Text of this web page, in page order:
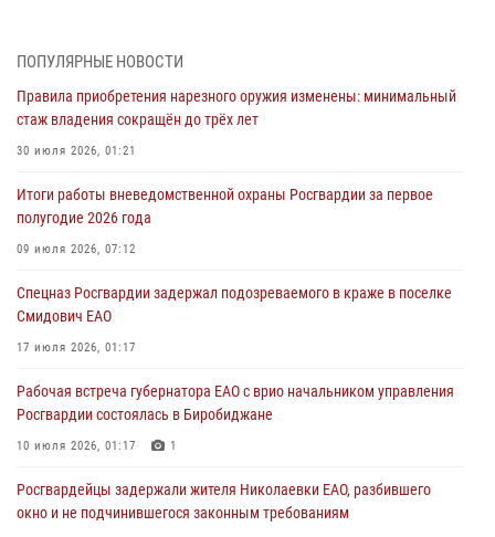
Российской Федерации
В Росгвардии вспоминают российских воинов, погибших в Первой
мировой войне 1914-1918 годов
Внесены изменения в правила проведения контрольного отстрела
гражданского оружия
Правила приобретения нарезного оружия изменены: минимальный
стаж владения сокращён до трёх лет
ПОПУЛЯРНЫЕ НОВОСТИ
Правила приобретения нарезного оружия изменены: минимальный
стаж владения сокращён до трёх лет
30 июля 2026, 01:21
Итоги работы вневедомственной охраны Росгвардии за первое
полугодие 2026 года
09 июля 2026, 07:12
Спецназ Росгвардии задержал подозреваемого в краже в поселке
Смидович ЕАО
17 июля 2026, 01:17
Рабочая встреча губернатора ЕАО с врио начальником управления
Росгвардии состоялась в Биробиджане
10 июля 2026, 01:17 1
Росгвардейцы задержали жителя Николаевки ЕАО, разбившего
окно и не подчинившегося законным требованиям